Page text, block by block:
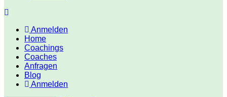
Anmelden
Home
Coachings
Coaches
Anfragen
Blog
Anmelden